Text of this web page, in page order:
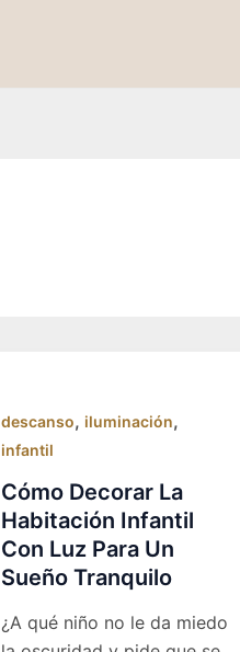
descanso, iluminación,
infantil
Cómo Decorar La
Habitación Infantil
Con Luz Para Un
Sueño Tranquilo
¿A qué niño no le da miedo